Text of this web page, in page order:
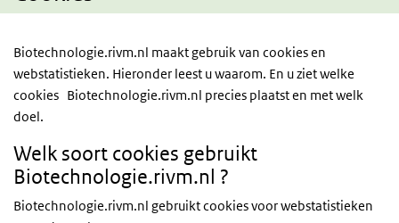
Biotechnologie.rivm.nl maakt gebruik van cookies en
webstatistieken. Hieronder leest u waarom. En u ziet welke
cookies Biotechnologie.rivm.nl precies plaatst en met welk
doel.
Welk soort cookies gebruikt
Biotechnologie.rivm.nl ?
Biotechnologie.rivm.nl gebruikt cookies voor webstatistieken